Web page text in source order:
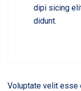
dipi sicing
didunt.
Voluptate velit esse